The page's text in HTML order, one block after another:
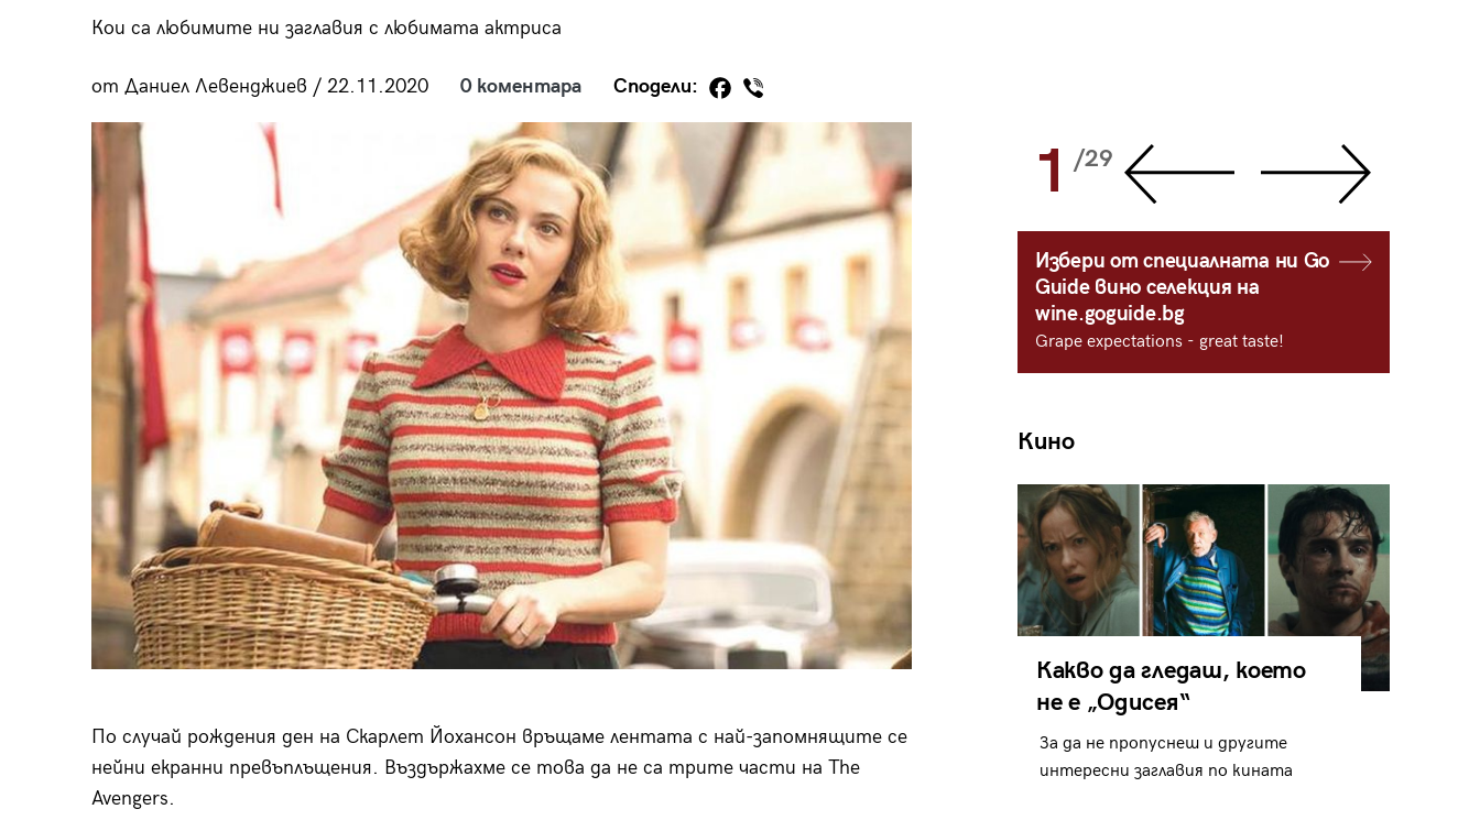
Кои са любимите ни заглавия с любимата актриса
от Даниел Левенджиев / 22.11.2020 0 коментара Сподели:
По случай рождения ден на Скарлет Йохансон връщаме лентата с най-запомнящите се
нейни екранни превъплъщения. Въздържахме се това да не са трите части на The
Avengers.
28 29/29 1 /29
Избери от специалната ни Go
Guide вино селекция на
wine.goguide.bg
Grape expectations - great taste!
Кино
Какво да гледаш, което
не е „Одисея“
За да не пропуснеш и другите
интересни заглавия по кината